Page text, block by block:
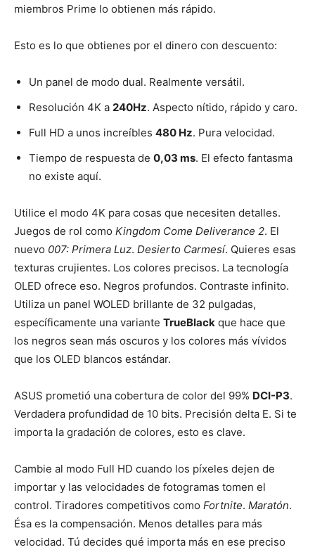
miembros Prime lo obtienen más rápido.
Esto es lo que obtienes por el dinero con descuento:
Un panel de modo dual. Realmente versátil.
Resolución 4K a 240Hz. Aspecto nítido, rápido y caro.
Full HD a unos increíbles 480 Hz. Pura velocidad.
Tiempo de respuesta de 0,03 ms. El efecto fantasma
no existe aquí.
Utilice el modo 4K para cosas que necesiten detalles.
Juegos de rol como Kingdom Come Deliverance 2. El
nuevo 007: Primera Luz. Desierto Carmesí. Quieres esas
texturas crujientes. Los colores precisos. La tecnología
OLED ofrece eso. Negros profundos. Contraste infinito.
Utiliza un panel WOLED brillante de 32 pulgadas,
específicamente una variante TrueBlack que hace que
los negros sean más oscuros y los colores más vívidos
que los OLED blancos estándar.
ASUS prometió una cobertura de color del 99% DCI-P3.
Verdadera profundidad de 10 bits. Precisión delta E. Si te
importa la gradación de colores, esto es clave.
Cambie al modo Full HD cuando los píxeles dejen de
importar y las velocidades de fotogramas tomen el
control. Tiradores competitivos como Fortnite. Maratón.
Ésa es la compensación. Menos detalles para más
velocidad. Tú decides qué importa más en ese preciso